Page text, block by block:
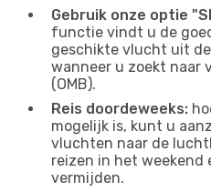
Gebruik onze optie
functie vindt u de
geschikte vlucht uit
wanneer u zoekt naar
(OMB).
Reis doordeweeks:
mogelijk is, kunt u
vluchten naar de
reizen in het weekend
vermijden.